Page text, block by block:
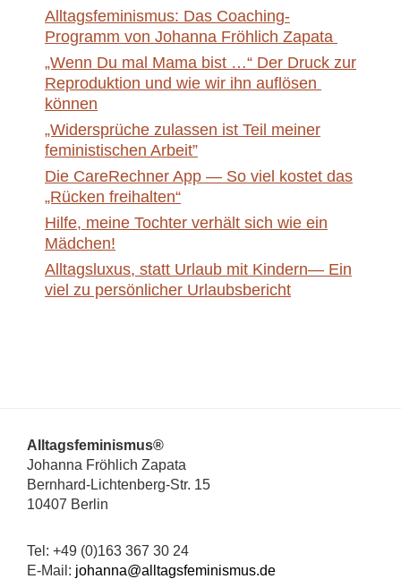
Alltagsfeminismus: Das Coaching-
Programm von Johanna Fröhlich Zapata
„Wenn Du mal Mama bist …“ Der Druck zur
Reproduktion und wie wir ihn auflösen
können
„Widersprüche zulassen ist Teil meiner
feministischen Arbeit”
Die CareRechner App — So viel kostet das
„Rücken freihalten“
Hilfe, meine Tochter verhält sich wie ein
Mädchen!
Alltagsluxus, statt Urlaub mit Kindern— Ein
viel zu persönlicher Urlaubsbericht
Footer
Alltagsfeminismus®
Johanna Fröhlich Zapata
Bernhard-Lichtenberg-Str. 15
10407 Berlin
Tel: +49 (0)163 367 30 24
E-Mail: johanna@alltagsfeminismus.de